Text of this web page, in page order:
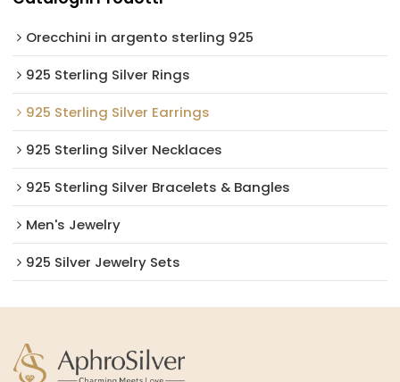
Orecchini in argento sterling 925
925 Sterling Silver Rings
925 Sterling Silver Earrings
925 Sterling Silver Necklaces
925 Sterling Silver Bracelets & Bangles
Men's Jewelry
925 Silver Jewelry Sets